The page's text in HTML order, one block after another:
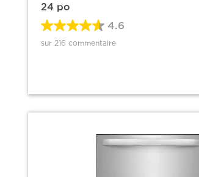
24 po
4.6
sur 216 commentaire